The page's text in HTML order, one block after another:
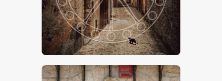
Gatto Nero
€15.00-€24.00